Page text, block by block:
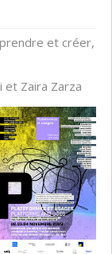
et créer,
et Zaira Zarza